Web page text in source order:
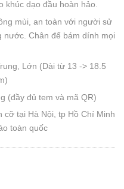
khúc dạo đầu hoàn hảo.
mùi, an toàn với người sử
nước. Chân đế bám dính mọi
Lớn (Dài từ 13 -> 18.5
(đầy đủ tem và mã QR)
tại Hà Nội, tp Hồ Chí Minh
toàn quốc